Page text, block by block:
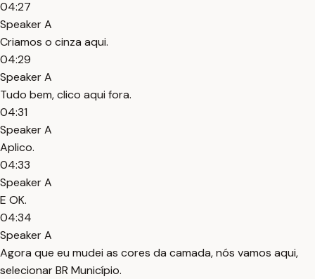
04:27
Speaker A
Criamos o cinza aqui.
04:29
Speaker A
Tudo bem, clico aqui fora.
04:31
Speaker A
Aplico.
04:33
Speaker A
E OK.
04:34
Speaker A
Agora que eu mudei as cores da camada, nós vamos aqui,
selecionar BR Município.